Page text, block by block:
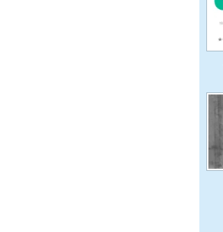
تاثیر استرس بر بدن